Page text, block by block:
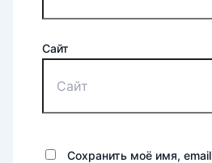
Сайт
Сохранить моё имя,